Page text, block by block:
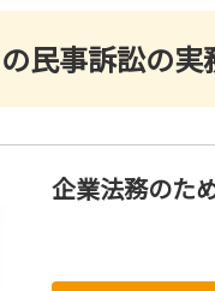
民事訴訟の
企業法務のた